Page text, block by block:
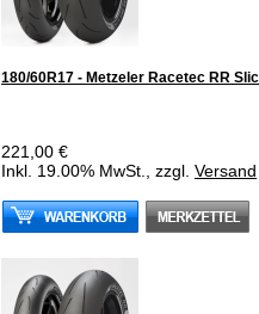
180/60R17 - Metzeler Racetec RR
221,00 €
Inkl. 19.00% MwSt., zzgl. Versand